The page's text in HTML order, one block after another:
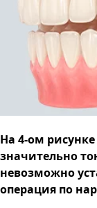
На 4-ом
значительно
невозможно
операция по